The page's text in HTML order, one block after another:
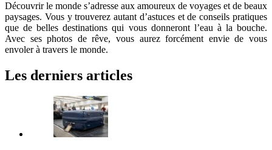
Découvrir le monde s’adresse aux amoureux de voyages et de beaux
paysages. Vous y trouverez autant d’astuces et de conseils pratiques
que de belles destinations qui vous donneront l’eau à la bouche.
Avec ses photos de rêve, vous aurez forcément envie de vous
envoler à travers le monde.
Les derniers articles